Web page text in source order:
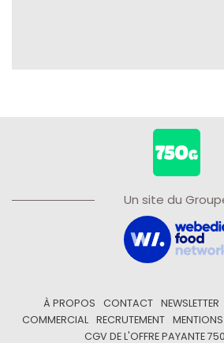
Un site du
À PROPOS CONTACT NEWSLETTER
COMMERCIAL
RECRUTEMENT MENTIONS
CGV DE L'OFFRE PAYANTE